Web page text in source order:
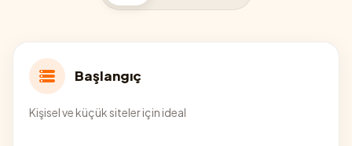
Başlangıç
Kişisel ve küçük siteler için ideal